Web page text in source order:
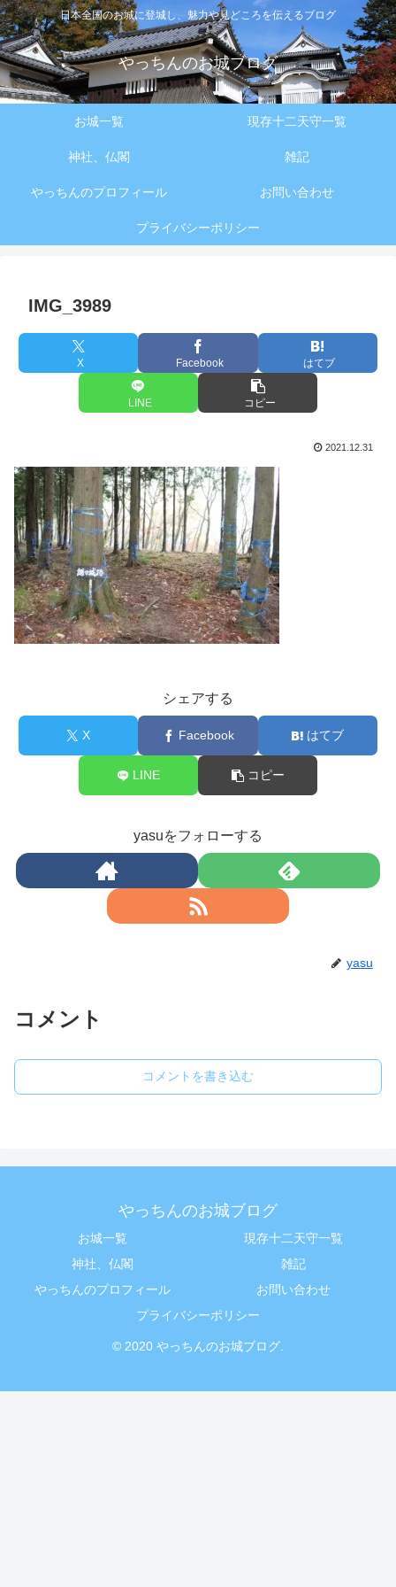
日本全国のお城に登城し、魅力や見どころを伝えるブログ
やっちんのお城ブログ
お城一覧 現存十二天守一覧
神社、仏閣 雑記
やっちんのプロフィール お問い合わせ
プライバシーポリシー
IMG_3989
X Facebook はてブ
LINE コピー
2021.12.31
シェアする
X Facebook はてブ
LINE コピー
yasuをフォローする
yasu
コメント
コメントを書き込む
やっちんのお城ブログ
お城一覧
現存十二天守一覧
神社、仏閣
雑記
やっちんのプロフィール
お問い合わせ
プライバシーポリシー
© 2020 やっちんのお城ブログ.